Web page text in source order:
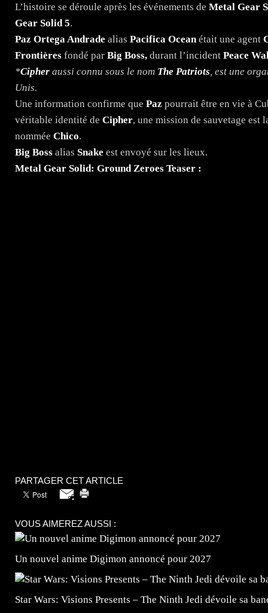
L’histoire se déroule après les événements de Metal Gear
Gear Solid 5.
Paz Ortega Andrade alias Pacifica Ocean était une agent
Frontières fondé par Big Boss, durant l’incident Peace
*Cipher aussi connu sous le nom The Patriots , est une
Unis.
Une information confirme que Paz pourrait être en vie à
véritable identité de Cipher, une mission de sauvetage est
nommée Chico.
Big Boss alias Snake est envoyé sur les lieux.
Metal Gear Solid: Ground Zeroes Teaser :
PARTAGER CET ARTICLE
VOUS AIMEREZ AUSSI :
Un nouvel anime Digimon annoncé pour 2027
Star Wars: Visions Presents – The Ninth Jedi dévoile sa